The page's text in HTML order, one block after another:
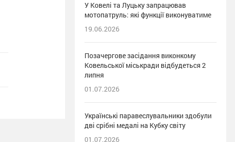
У Ковелі та Луцьку запрацював
мотопатруль: які функції виконуватиме
19.06.2026
Позачергове засідання виконкому
Ковельської міськради відбудеться 2
липня
01.07.2026
Українські паравеслувальники здобули
дві срібні медалі на Кубку світу
01.07.2026